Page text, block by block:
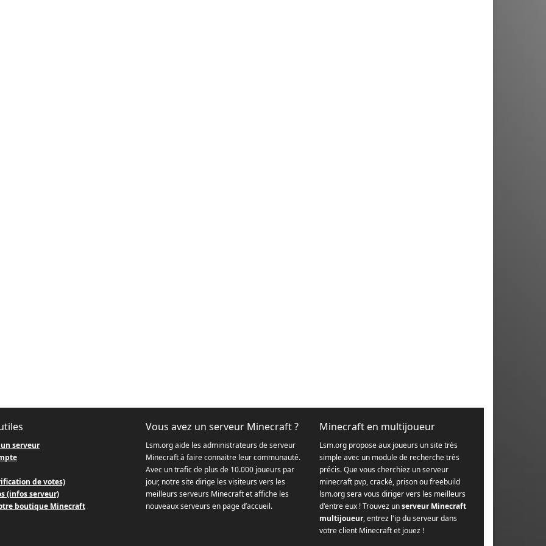
serveur
de votes)
(infos serveur)
boutique Minecraft
Vous avez un serveur Minecraft ?
Lsm.org aide les administrateurs de serveur
Minecraft à faire connaitre leur communauté.
Avec un trafic de plus de 10.000 joueurs par
jour, notre site dirige les visiteurs vers les
meilleurs serveurs Minecraft et affiche les
nouveaux serveurs en page d’accueil.
Minecraft en multijoueur
Lsm.org propose aux joueurs un site très
simple avec un module de recherche très
précis. Que vous cherchiez un serveur
minecraft pvp, cracké, prison ou freebuild
lsm.org sera vous diriger vers les meilleurs
d'entre eux ! Trouvez unserveur Minecraft
multijoueur, entrez l'ip du serveur dans
votre client Minecraft et jouez !